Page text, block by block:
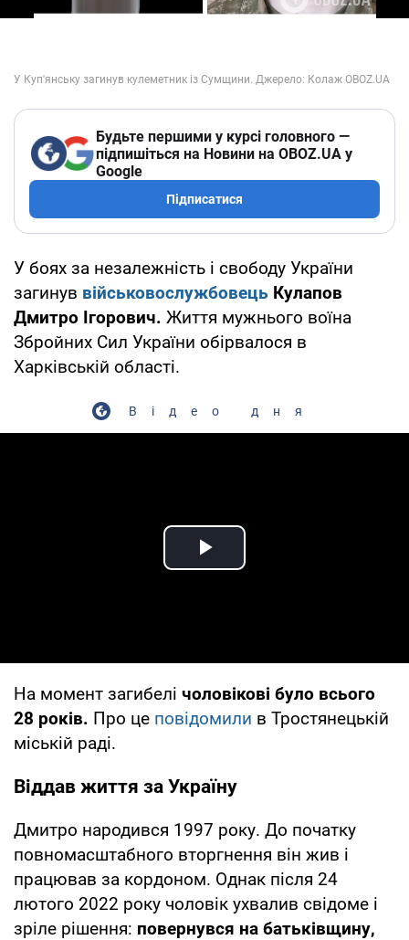
Будьте першими у курсі головного —
підпишіться на Новини на OBOZ.UA у
Google
Підписатися
У боях за незалежність і свободу України
загинув військовослужбовець Кулапов
Дмитро Ігорович. Життя мужнього воїна
Збройних Сил України обірвалося в
Харківській області.
Відео дня
Play Video
На момент загибелі чоловікові було всього
28 років. Про це повідомили в Тростянецькій
міській раді.
Віддав життя за Україну
Дмитро народився 1997 року. До початку
повномасштабного вторгнення він жив і
працював за кордоном. Однак після 24
лютого 2022 року чоловік ухвалив свідоме і
зріле рішення: повернувся на батьківщину,